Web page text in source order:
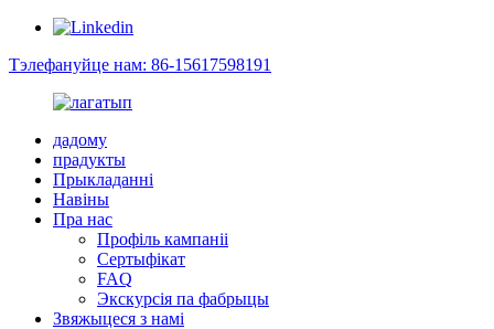
Тэлефануйце нам: 86-15617598191
дадому
прадукты
Прыкладанні
Навіны
Пра нас
Профіль кампаніі
Сертыфікат
FAQ
Экскурсія па фабрыцы
Звяжыцеся з намі